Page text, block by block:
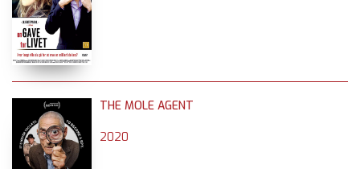
THE MOLE AGENT
2020